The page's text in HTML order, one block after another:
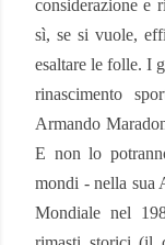
considerazione e
sì, se si vuole,
esaltare le folle. I
rinascimento
Armando
E non lo
mondi - nella sua
Mondiale nel